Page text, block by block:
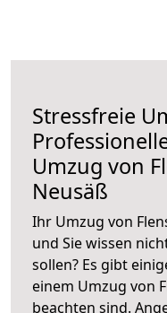
Stressfreie
Umzug von
Neusäß
Ihr Umzug von
und Sie wissen
sollen? Es gibt
einem Umzug von
beachten sind.